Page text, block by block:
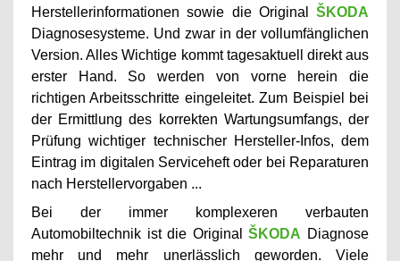
Herstellerinformationen sowie die Original
ŠKODA
Diagnosesysteme. Und zwar in der vollumfänglichen
Version. Alles Wichtige kommt tagesaktuell direkt aus
erster Hand. So werden von vorne herein die
richtigen Arbeitsschritte eingeleitet. Zum Beispiel bei
der Ermittlung des korrekten Wartungsumfangs, der
Prüfung wichtiger technischer Hersteller-Infos, dem
Eintrag im digitalen Serviceheft oder bei Reparaturen
nach Herstellervorgaben ...
Bei der immer komplexeren verbauten
Automobiltechnik ist die Original
ŠKODA Diagnose
mehr und mehr unerlässlich geworden. Viele